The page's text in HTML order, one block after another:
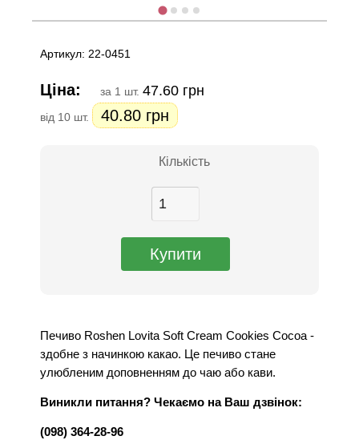
Артикул: 22-0451
Ціна: за 1 шт. 47.60 грн
від 10 шт. 40.80 грн
Кількість
Печиво Roshen Lovita Soft Cream Cookies Cocoa -
здобне з начинкою какао. Це печиво стане
улюбленим доповненням до чаю або кави.
Виникли питання? Чекаємо на Ваш дзвінок:
(098) 364-28-96